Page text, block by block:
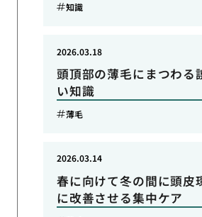
知識
頭頂部の薄毛にまつわる
い知識
2026.03.18
薄毛
春に向けて冬の間に頭皮
に改善させる集中ケア
2026.03.14